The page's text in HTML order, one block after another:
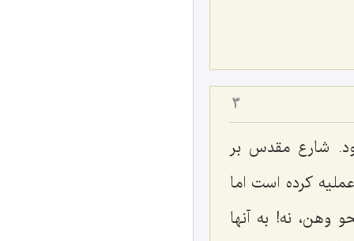
3
شارع مقدس بر
کرده است اما
وهن، نه! به آنها